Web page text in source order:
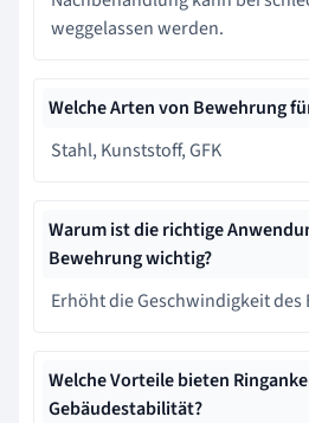
weggelassen werden.
Welche Arten von Bewehrung
Stahl, Kunststoff, GFK
Warum ist die richtige
Bewehrung wichtig?
Erhöht die Geschwindigkeit des
Welche Vorteile bieten
Gebäudestabilität?